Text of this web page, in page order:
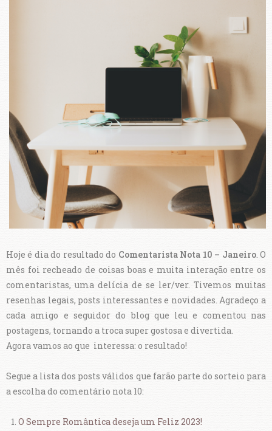
Hoje é dia do resultado do Comentarista Nota 10 – Janeiro. O
mês foi recheado de coisas boas e muita interação entre os
comentaristas, uma delícia de se ler/ver. Tivemos muitas
resenhas legais, posts interessantes e novidades. Agradeço a
cada amigo e seguidor do blog que leu e comentou nas
postagens, tornando a troca super gostosa e divertida.
Agora vamos ao que interessa: o resultado!
Segue a lista dos posts válidos que farão parte do sorteio para
a escolha do comentário nota 10:
O Sempre Romântica deseja um Feliz 2023!